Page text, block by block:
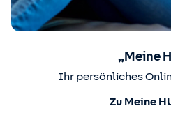
„Meine
Ihr persönliches
Zu Meine